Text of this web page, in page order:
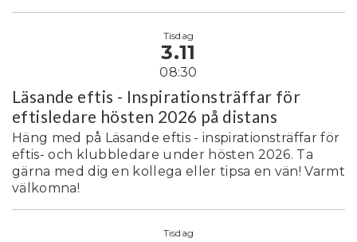
Tisdag
3.11
08:30
Läsande eftis - Inspirationsträffar för
eftisledare hösten 2026 på distans
Häng med på Läsande eftis - inspirationsträffar för
eftis- och klubbledare under hösten 2026. Ta
gärna med dig en kollega eller tipsa en vän! Varmt
välkomna!
Tisdag